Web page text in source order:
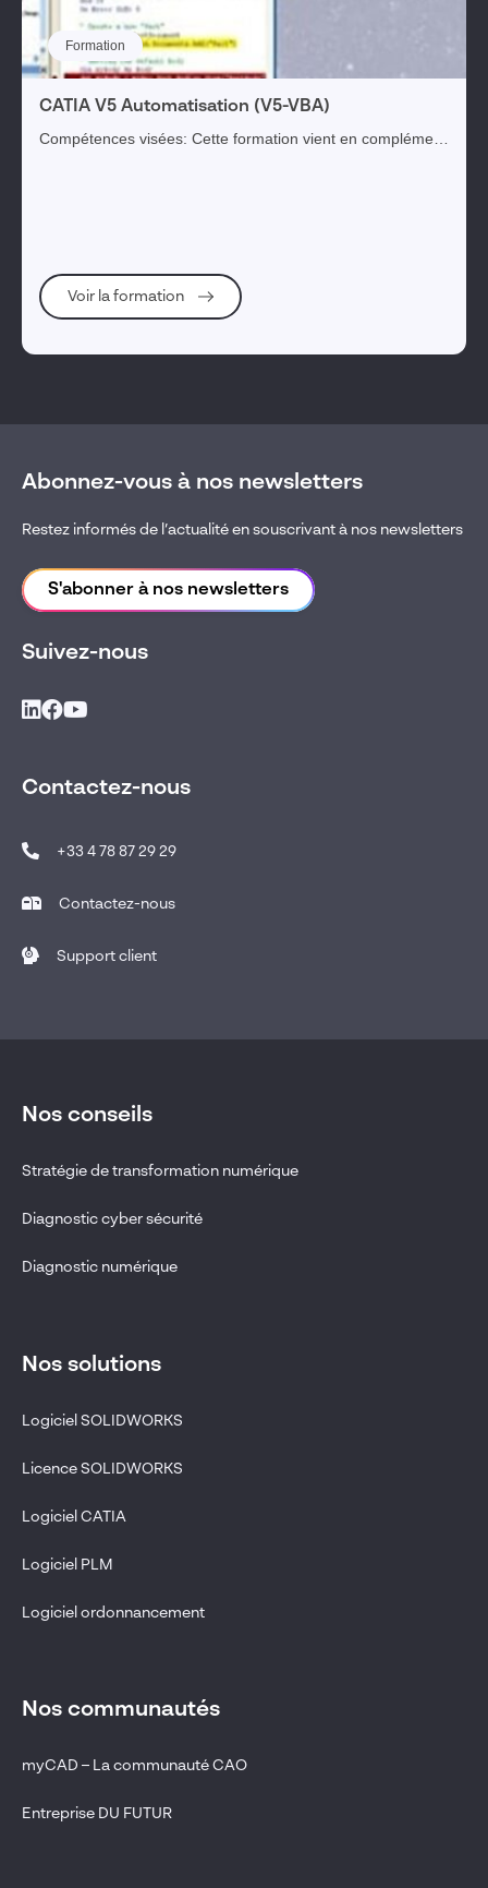
Formation
CATIA V5 Automatisation (V5-VBA)
Compétences visées: Cette formation vient en complément
Voir la formation
Abonnez-vous à nos newsletters
Restez informés de l’actualité en souscrivant à nos newsletters
S'abonner à nos newsletters
Suivez-nous
Contactez-nous
+33 4 78 87 29 29
Contactez-nous
Support client
Nos conseils
Stratégie de transformation numérique
Diagnostic cyber sécurité
Diagnostic numérique
Nos solutions
Logiciel SOLIDWORKS
Licence SOLIDWORKS
Logiciel CATIA
Logiciel PLM
Logiciel ordonnancement
Nos communautés
myCAD – La communauté CAO
Entreprise DU FUTUR